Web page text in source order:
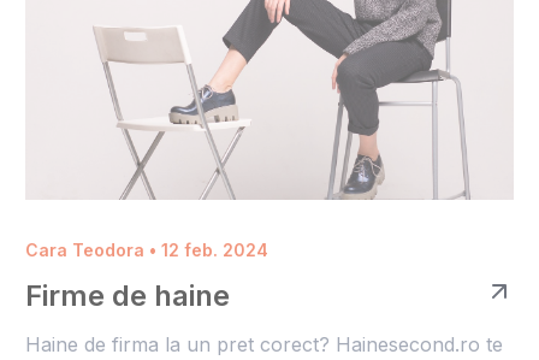
Cara Teodora • 12 feb. 2024
Firme de haine
Haine de firma la un pret corect? Hainesecond.ro te